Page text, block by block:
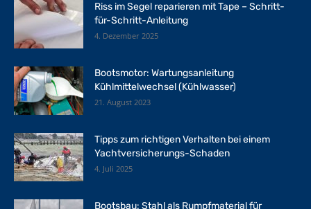
Riss im Segel reparieren mit Tape – Schritt-
für-Schritt-Anleitung
4. Dezember 2025
Bootsmotor: Wartungsanleitung
Kühlmittelwechsel (Kühlwasser)
21. August 2023
Tipps zum richtigen Verhalten bei einem
Yachtversicherungs-Schaden
4. Juli 2025
Bootsbau: Stahl als Rumpfmaterial für